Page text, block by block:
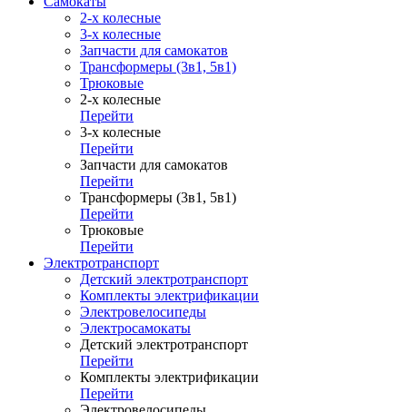
2-х колесные
3-х колесные
Запчасти для самокатов
Трансформеры (3в1, 5в1)
Трюковые
2-х колесные
Перейти
3-х колесные
Перейти
Запчасти для самокатов
Перейти
Трансформеры (3в1, 5в1)
Перейти
Трюковые
Перейти
Электротранспорт
Детский электротранспорт
Комплекты электрификации
Электровелосипеды
Электросамокаты
Детский электротранспорт
Перейти
Комплекты электрификации
Перейти